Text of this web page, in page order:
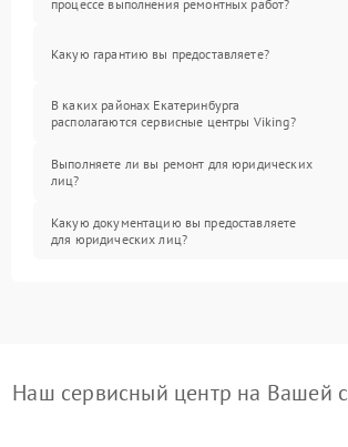
процессе выполнения ремонтных работ?
Какую гарантию вы предоставляете?
В каких районах Екатеринбурга
располагаются сервисные центры Viking?
Выполняете ли вы ремонт для юридических
лиц?
Какую документацию вы предоставляете
для юридических лиц?
Наш сервисный центр на Вашей